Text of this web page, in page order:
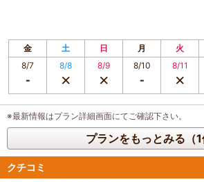
金 土 日 月 火
8/7
8/8 8/9 8/10 8/11
※最新情報はプラン詳細画面にてご確認下さい。
プランをもっとみる（1
クチコミ